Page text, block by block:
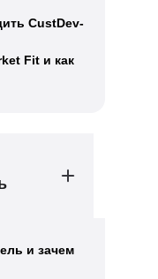
CustDev-
Fit и как
и зачем